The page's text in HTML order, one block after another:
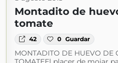
Montadito de
tomate
42 0 Guardar
MONTADITO DE HUEVO DE